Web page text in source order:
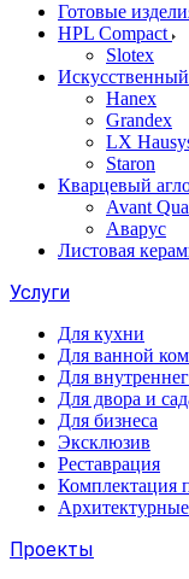
Готовые
HPL Compact
Slotex
Hanex
Grandex
LX
Staron
Кварцевый
Avant
Аварус
Листовая
Услуги
Для кухни
Для ванной
Для
Для двора и
Для бизнеса
Эксклюзив
Реставрация
Комплектация
Проекты